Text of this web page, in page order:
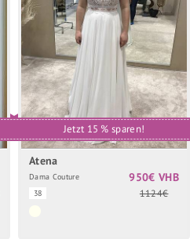
Jetzt 15 % sparen!
Atena
Dama Couture
38
950€ VHB
1124€